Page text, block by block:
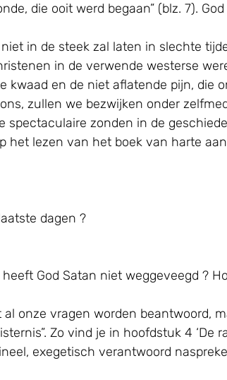
die ooit werd begaan” (blz. 7).
in de steek zal laten in slechte
in de verwende westerse
en de niet aflatende pijn, die
zullen we bezwijken onder
zonden in de
het lezen van het boek van harte
dagen ?
God Satan niet weggeveegd ?
onze vragen worden beantwoord,
Zo vind je in hoofdstuk 4 ‘De
exegetisch verantwoord